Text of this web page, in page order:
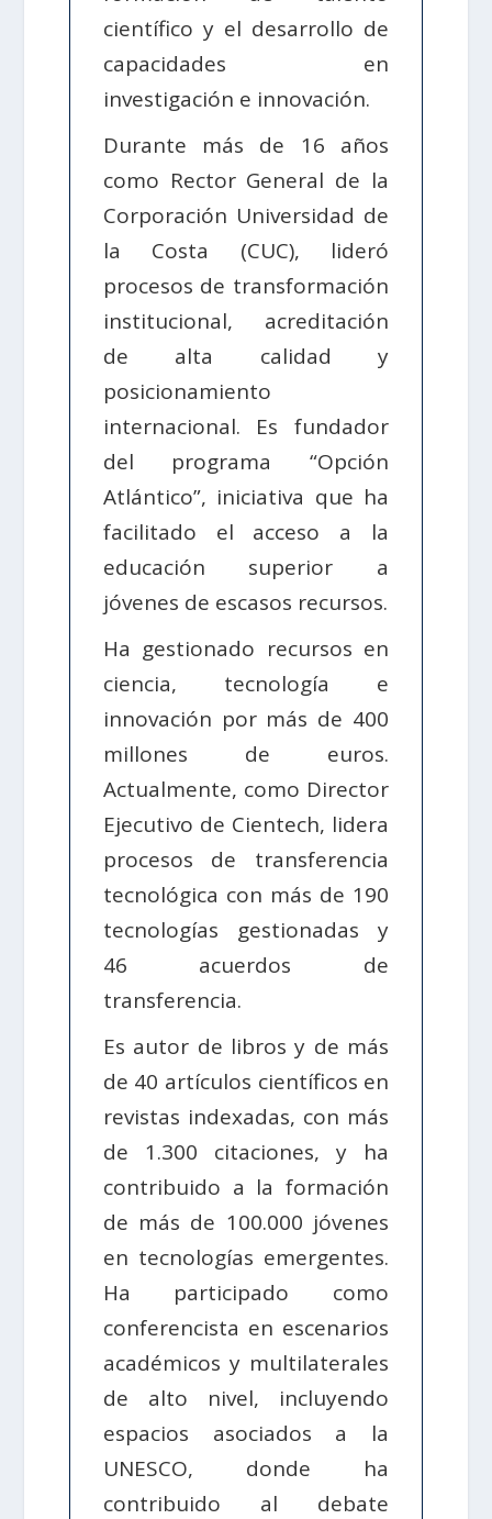
científico y el desarrollo de
capacidades en
investigación e innovación.
Durante más de 16 años
como Rector General de la
Corporación Universidad de
la Costa (CUC), lideró
procesos de transformación
institucional, acreditación
de alta calidad y
posicionamiento
internacional. Es fundador
del programa “Opción
Atlántico”, iniciativa que ha
facilitado el acceso a la
educación superior a
jóvenes de escasos recursos.
Ha gestionado recursos en
ciencia, tecnología e
innovación por más de 400
millones de euros.
Actualmente, como Director
Ejecutivo de Cientech, lidera
procesos de transferencia
tecnológica con más de 190
tecnologías gestionadas y
46 acuerdos de
transferencia.
Es autor de libros y de más
de 40 artículos científicos en
revistas indexadas, con más
de 1.300 citaciones, y ha
contribuido a la formación
de más de 100.000 jóvenes
en tecnologías emergentes.
Ha participado como
conferencista en escenarios
académicos y multilaterales
de alto nivel, incluyendo
espacios asociados a la
UNESCO, donde ha
contribuido al debate